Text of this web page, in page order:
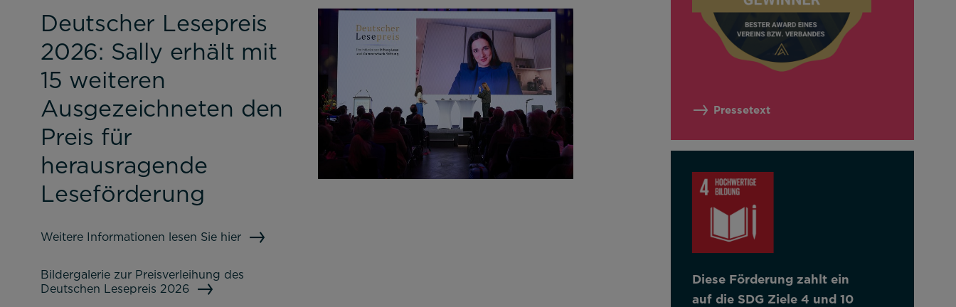
Deutscher Lesepreis
2026: Sally erhält mit
15 weiteren
Ausgezeichneten den
Preis für
herausragende
Leseförderung
Weitere Informationen lesen Sie hier
Bildergalerie zur Preisverleihung des
Deutschen Lesepreis 2026
Pressetext
Diese Förderung zahlt ein
auf die SDG Ziele 4 und 10